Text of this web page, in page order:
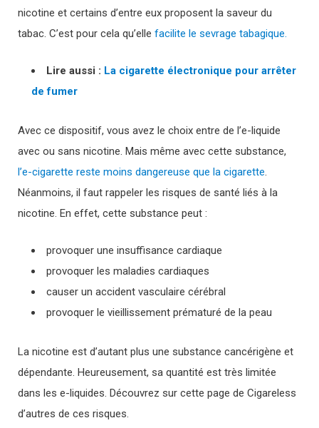
nicotine et certains d’entre eux proposent la saveur du
tabac. C’est pour cela qu’elle facilite le sevrage tabagique.
Lire aussi : La cigarette électronique pour arrêter
de fumer
Avec ce dispositif, vous avez le choix entre de l’e-liquide
avec ou sans nicotine. Mais même avec cette substance,
l’e-cigarette reste moins dangereuse que la cigarette.
Néanmoins, il faut rappeler les risques de santé liés à la
nicotine. En effet, cette substance peut :
provoquer une insuffisance cardiaque
provoquer les maladies cardiaques
causer un accident vasculaire cérébral
provoquer le vieillissement prématuré de la peau
La nicotine est d’autant plus une substance cancérigène et
dépendante. Heureusement, sa quantité est très limitée
dans les e-liquides. Découvrez sur cette page de Cigareless
d’autres de ces risques.